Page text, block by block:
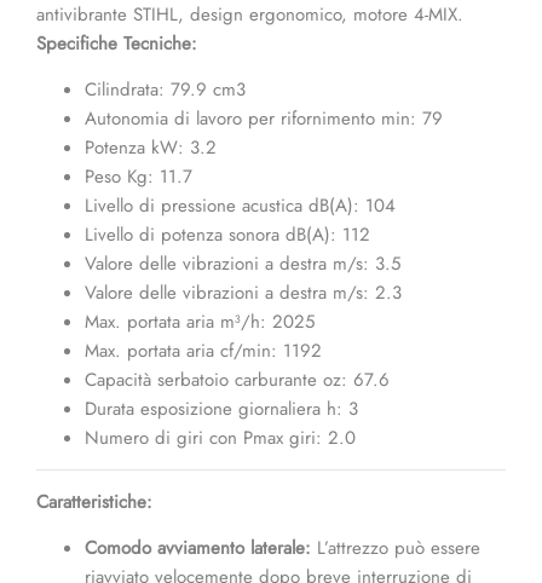
antivibrante STIHL, design ergonomico, motore 4-MIX.
Specifiche Tecniche:
Cilindrata: 79.9 cm3
Autonomia di lavoro per rifornimento min: 79
Potenza kW: 3.2
Peso Kg: 11.7
Livello di pressione acustica dB(A): 104
Livello di potenza sonora dB(A): 112
Valore delle vibrazioni a destra m/s: 3.5
Valore delle vibrazioni a destra m/s: 2.3
Max. portata aria m³/h: 2025
Max. portata aria cf/min: 1192
Capacità serbatoio carburante oz: 67.6
Durata esposizione giornaliera h: 3
Numero di giri con Pmax giri: 2.0
Caratteristiche:
Comodo avviamento laterale: L’attrezzo può essere
riavviato velocemente dopo breve interruzione di